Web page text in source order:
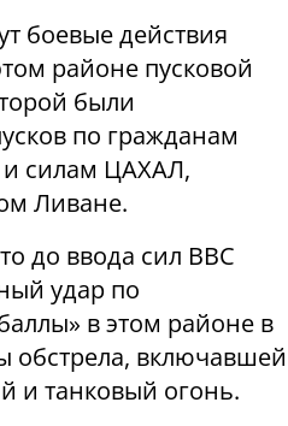
боевые действия
районе пусковой
были
по гражданам
и силам ЦАХАЛ,
Ливане.
до ввода сил ВВС
удар по
в этом районе в
обстрела, включавшей
и танковый огонь.